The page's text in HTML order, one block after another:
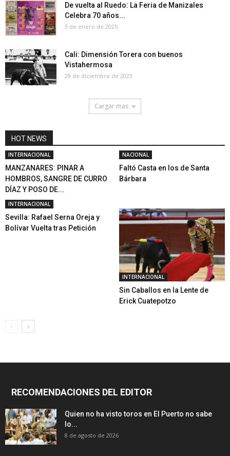
De vuelta al Ruedo: La Feria de Manizales
Celebra 70 años...
3 de enero de 2025
Cali: Dimensión Torera con buenos
Vistahermosa
29 de diciembre de 2023
Cargar mas
HOT NEWS
INTERNACIONAL
MANZANARES: PINAR A
HOMBROS, SANGRE DE CURRO
DÍAZ Y POSO DE...
NACIONAL
Faltó Casta en los de Santa
Bárbara
INTERNACIONAL
Sevilla: Rafael Serna Oreja y
Bolívar Vuelta tras Petición
INTERNACIONAL
Sin Caballos en la Lente de
Erick Cuatepotzo
RECOMENDACIONES DEL EDITOR
Quien no ha visto toros en El Puerto no sabe
lo...
8 de agosto de 2026